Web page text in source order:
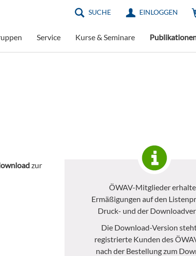
SUCHE EINLOGGEN
Service Kurse & Seminare
zur
ÖWAV-Mitglieder
Ermäßigungen auf den
Druck- und der
Die Download-Version
registrierte Kunden des
nach der Bestellung zum